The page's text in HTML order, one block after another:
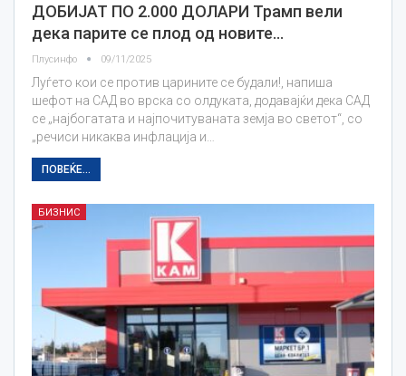
ДОБИЈАТ ПО 2.000 ДОЛАРИ Трамп вели
дека парите се плод од новите…
Плусинфо 09/11/2025
Луѓето кои се против царините се будали!, напиша
шефот на САД во врска со олдуката, додавајќи дека САД
се „најбогатата и најпочитуваната земја во светот“, со
„речиси никаква инфлација и…
ПОВЕЌЕ...
БИЗНИС